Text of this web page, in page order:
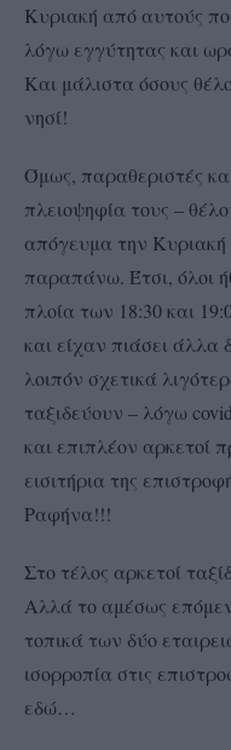
Κυριακή από αυτούς
λόγω εγγύτητας και
Και μάλιστα όσους
νησί!
Όμως, παραθεριστές
πλειοψηφία τους –
απόγευμα την Κυριακή
παραπάνω. Έτσι, όλοι
πλοία των 18:30 και
και είχαν πιάσει άλλα
λοιπόν σχετικά
ταξιδεύουν – λόγω
και επιπλέον αρκετοί
εισιτήρια της
Ραφήνα!!!
Στο τέλος αρκετοί
Αλλά το αμέσως
τοπικά των δύο
ισορροπία στις
εδώ…